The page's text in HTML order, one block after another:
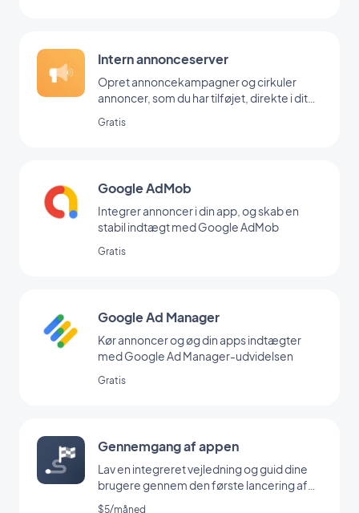
Intern annonceserver
Opret annoncekampagner og cirkuler
annoncer, som du har tilføjet, direkte i dit
Gratis
Google AdMob
Integrer annoncer i din app, og skab en
stabil indtægt med Google AdMob
Gratis
Google Ad Manager
Kør annoncer og øg din apps indtægter
med Google Ad Manager-udvidelsen
Gratis
Gennemgang af appen
Lav en integreret vejledning og guid dine
brugere gennem den første lancering af
din app
$5/måned